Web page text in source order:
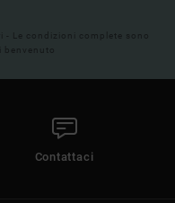
- Le condizioni complete sono
benvenuto
Contattaci